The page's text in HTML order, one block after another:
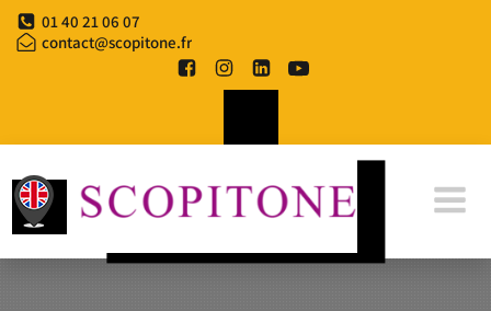
01 40 21 06 07
contact@scopitone.fr